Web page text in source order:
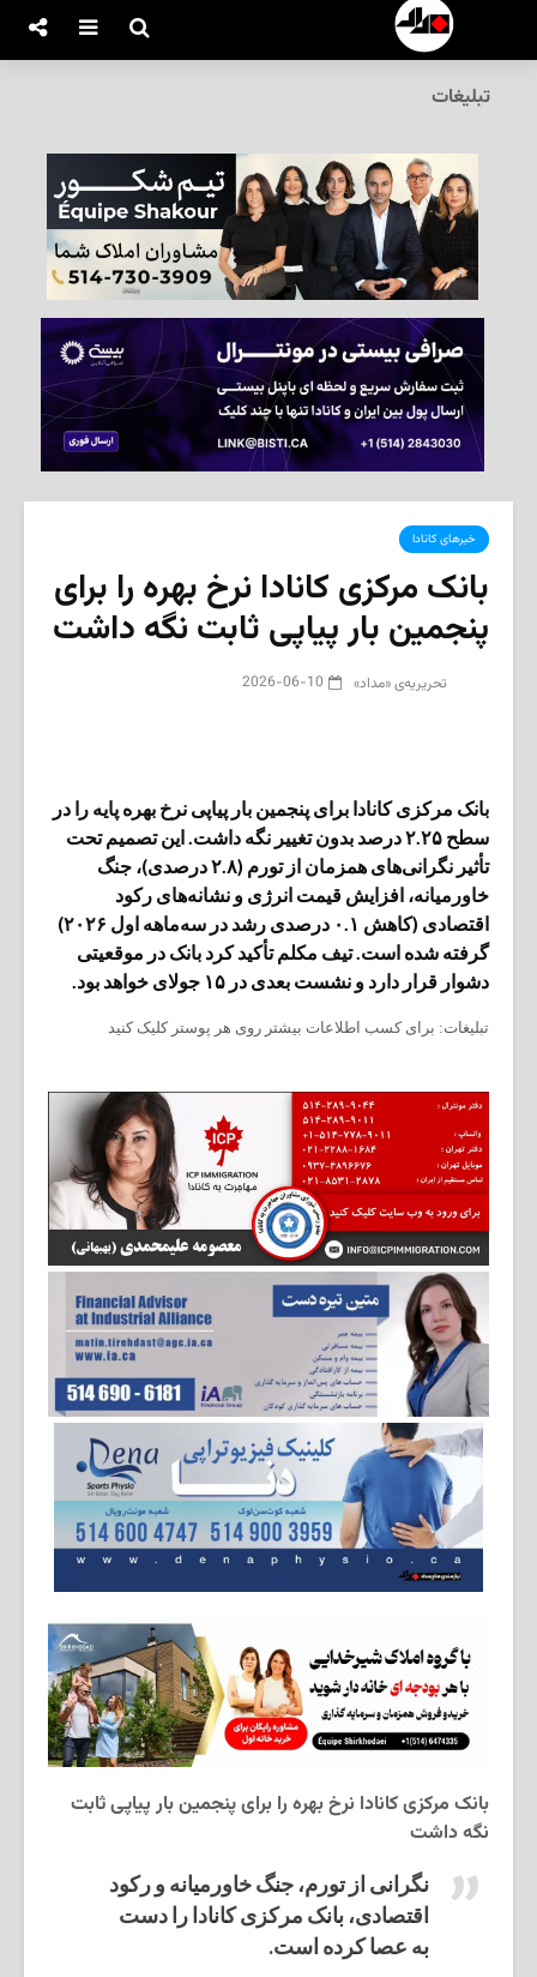
تبلیغات
خبرهای کانادا
بانک مرکزی کانادا نرخ بهره را برای
پنجمین بار پیاپی ثابت نگه داشت‌
تحریریه‌ی «مداد» 2026-06-10
بانک مرکزی کانادا برای پنجمین بار پیاپی نرخ بهره پایه را در
سطح ۲.۲۵ درصد بدون تغییر نگه داشت. این تصمیم تحت
تأثیر نگرانی‌های همزمان از تورم (۲.۸ درصدی)، جنگ
خاورمیانه، افزایش قیمت انرژی و نشانه‌های رکود
اقتصادی (کاهش ۰.۱ درصدی رشد در سه‌ماهه اول ۲۰۲۶)
گرفته شده است. تیف مکلم تأکید کرد بانک در موقعیتی
دشوار قرار دارد و نشست بعدی در ۱۵ جولای خواهد بود.
تبلیغات: برای کسب اطلاعات بیشتر روی هر پوستر کلیک کنید
بانک مرکزی کانادا نرخ بهره را برای پنجمین بار پیاپی ثابت
نگه داشت
نگرانی از تورم، جنگ خاورمیانه و رکود
اقتصادی، بانک مرکزی کانادا را دست
به عصا کرده است.